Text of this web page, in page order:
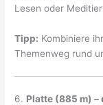
Lesen oder
Tipp: Kombiniere
Themenweg rund
6. Platte (885 m)